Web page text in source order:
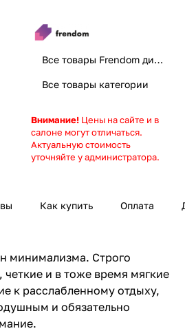
Все товары Frendom диваны. Добро пожаловать домой
Все товары категории
Внимание! Цены на сайте и в
салоне могут отличаться.
Актуальную стоимость
уточняйте у администратора.
Как купить Оплата
минимализма. Строго
и в тоже время мягкие
к расслабленному отдыху,
и обязательно